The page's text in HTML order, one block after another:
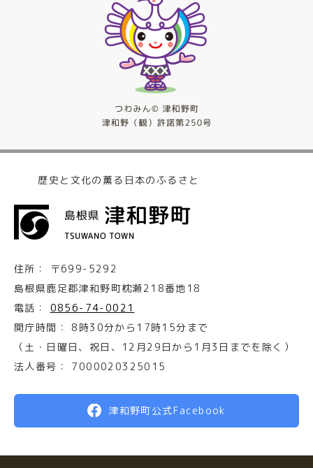
歴史と文化の薫る日本のふるさと
住所：
〒699-5292
島根県鹿足郡津和野町枕瀬218番地18
電話：
0856-74-0021
開庁時間：
8時30分から17時15分まで
（土・日曜日、祝日、12月29日から1月3日までを除く）
法人番号：
7000020325015
津和野町公式Facebook